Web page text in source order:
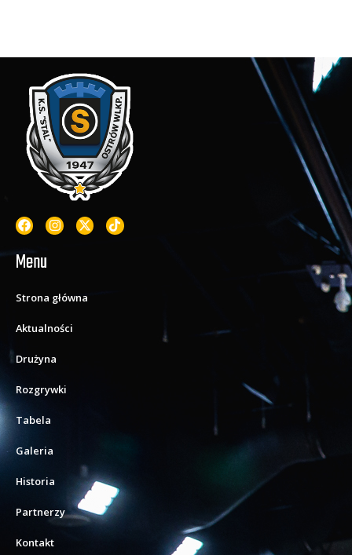
Menu
Strona główna
Aktualności
Drużyna
Rozgrywki
Tabela
Galeria
Historia
Partnerzy
Kontakt